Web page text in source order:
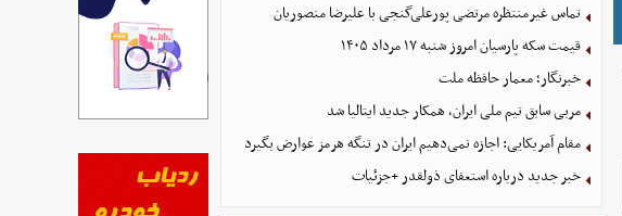
تماس غیرمنتظره مرتضی پورعلی‌گنجی با علیرضا منصوریان
قیمت سکه پارسیان امروز شنبه ۱۷ مرداد ۱۴۰۵
خبرنگار؛ معمار حافظه ملت
مربی سابق تیم ملی ایران، همکار جدید ایتالیا شد
مقام آمریکایی: اجازه نمی‌دهیم ایران در تنگه هرمز عوارض بگیرد
خبر جدید درباره استعفای ذولقدر +جزئیات